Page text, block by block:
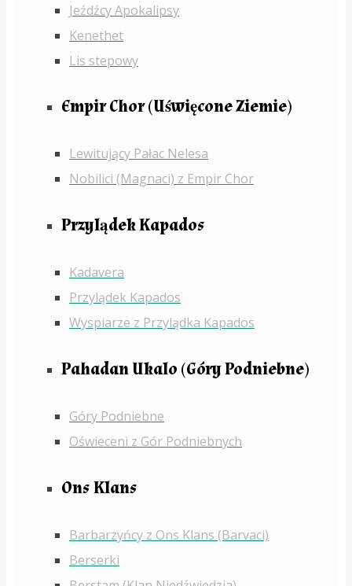
Jeźdźcy Apokalipsy
Kenethet
Lis stepowy
Empir Chor (Uświęcone Ziemie)
Lewitujący Pałac Nelesa
Nobilici (Magnaci) z Empir Chor
Przylądek Kapados
Kadavera
Przylądek Kapados
Wyspiarze z Przylądka Kapados
Pahadan Ukalo (Góry Podniebne)
Góry Podniebne
Oświeceni z Gór Podniebnych
Ons Klans
Barbarzyńcy z Ons Klans (Barvaci)
Berserki